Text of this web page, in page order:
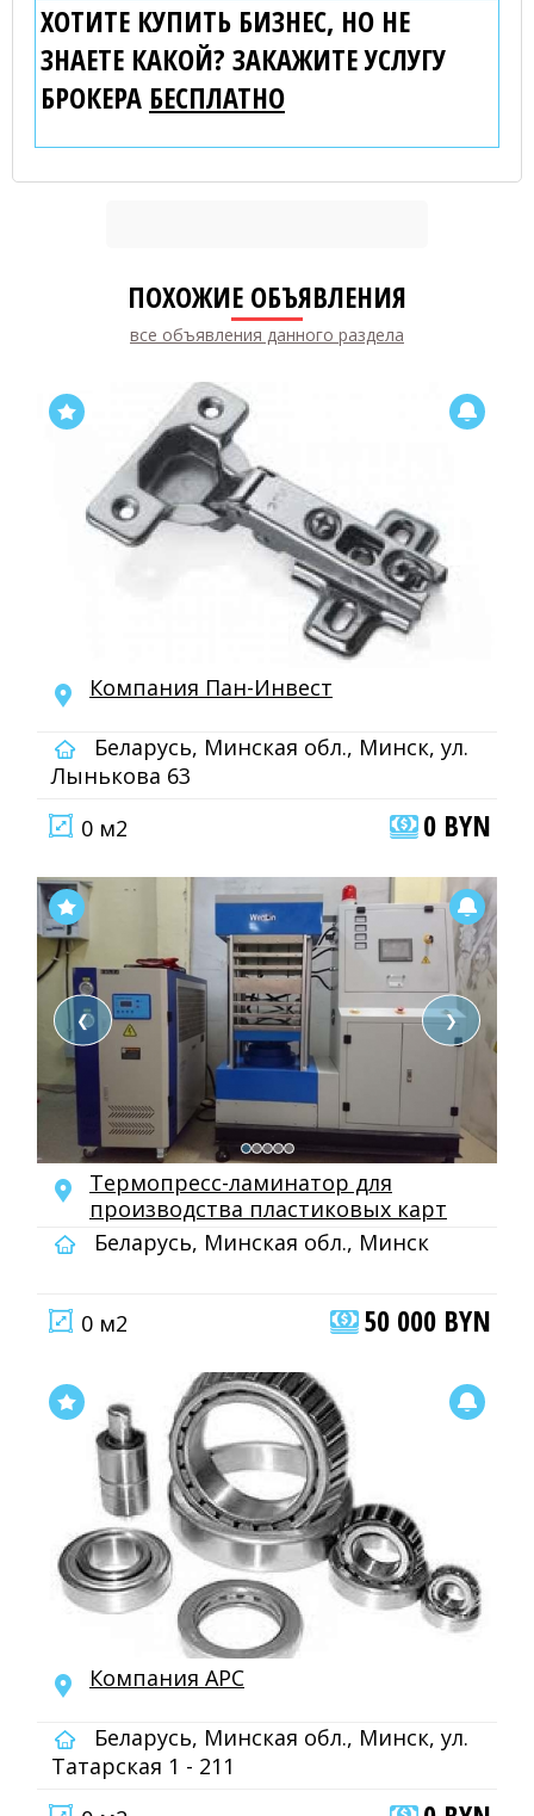
ХОТИТЕ КУПИТЬ БИЗНЕС, НО НЕ
ЗНАЕТЕ КАКОЙ? ЗАКАЖИТЕ УСЛУГУ
БРОКЕРА БЕСПЛАТНО
ПОХОЖИЕ ОБЪЯВЛЕНИЯ
все объявления данного раздела
Компания Пан-Инвест
Беларусь, Минская обл., Минск, ул.
Лынькова 63
0 м2
0 BYN
❮ ❯
Термопресс-ламинатор для
производства пластиковых карт
Беларусь, Минская обл., Минск
0 м2 50 000 BYN
Компания АРС
Беларусь, Минская обл., Минск, ул.
Татарская 1 - 211